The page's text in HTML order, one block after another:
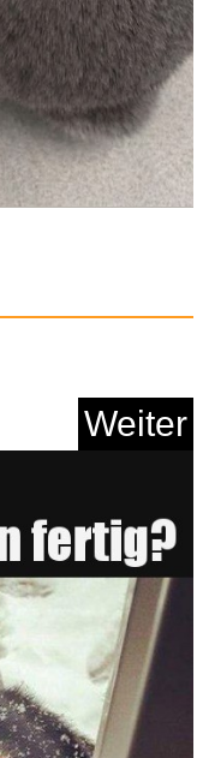
Klettv...
Anzeige
fü...
Anzeige
Weiter